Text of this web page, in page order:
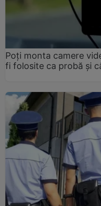
Poți monta camere
fi folosite ca probă și